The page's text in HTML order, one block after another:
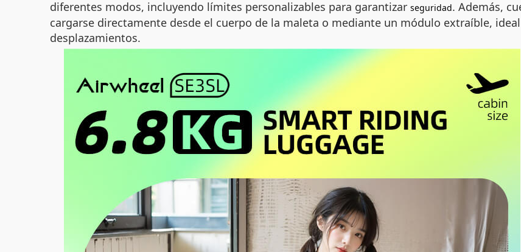
diferentes modos, incluyendo límites personalizables para garantizar seguridad. Además,
cargarse directamente desde el cuerpo de la maleta o mediante un módulo extraíble,
desplazamientos.